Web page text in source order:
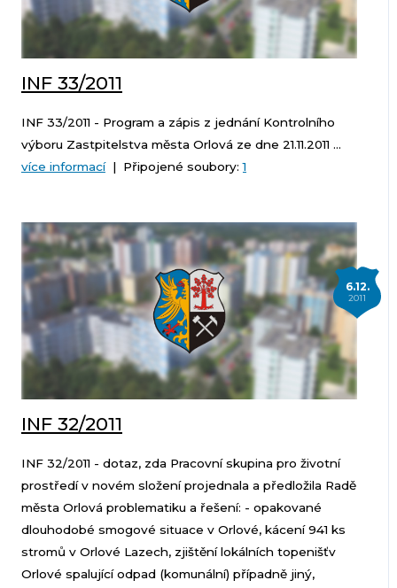
INF 33/2011
INF 33/2011 - Program a zápis z jednání Kontrolního
výboru Zastpitelstva města Orlová ze dne 21.11.2011 ...
více informací| Připojené soubory:1
6.12.
2011
INF 32/2011
INF 32/2011 - dotaz, zda Pracovní skupina pro životní
prostředí v novém složení projednala a předložila Radě
města Orlová problematiku a řešení: - opakované
dlouhodobé smogové situace v Orlové, kácení 941 ks
stromů v Orlové Lazech, zjištění lokálních topenišťv
Orlové spalující odpad (komunální) případně jiný,